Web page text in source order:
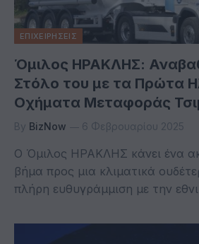
ΕΠΙΧΕΙΡΗΣΕΙΣ
Όμιλος ΗΡΑΚΛΗΣ:
Στόλο του με τα Πρώτα
Οχήματα Μεταφοράς
By BizNow 6 Φεβρουαρίου 2025
Ο Όμιλος ΗΡΑΚΛΗΣ κάνει ένα
βήμα προς μια κλιματικά
πλήρη ευθυγράμμιση με την